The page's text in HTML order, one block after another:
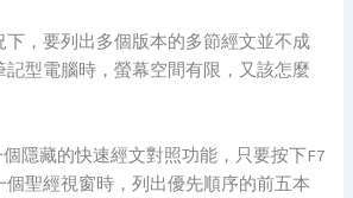
，要列出多個版本的多節經文並不成
型電腦時，螢幕空間有限，又該怎麼
隱藏的快速經文對照功能，只要按下F7
聖經視窗時，列出優先順序的前五本